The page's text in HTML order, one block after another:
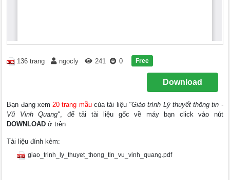
136 trang ngocly 241 0 Free
Download
Bạn đang xem20 trang mẫucủa tài liệu "Giáo trình Lý thuyết thông tin -
Vũ Vinh Quang", để tải tài liệu gốc về máy bạn click vào nút
DOWNLOAD ở trên
Tài liệu đính kèm:
giao_trinh_ly_thuyet_thong_tin_vu_vinh_quang.pdf